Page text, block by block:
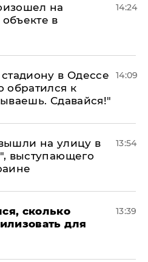
на
в
14:24
в Одессе
обратился к
Сдавайся!"
14:09
на улицу в
выступающего
13:54
сколько
для
13:39